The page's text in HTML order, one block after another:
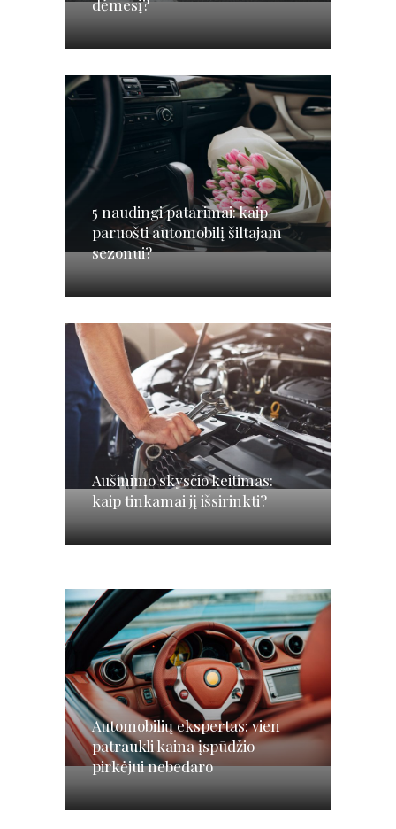
dėmesį?
5 naudingi patarimai: kaip
paruošti automobilį šiltajam
sezonui?
Aušinimo skysčio keitimas:
kaip tinkamai jį išsirinkti?
Automobilių ekspertas: vien
patraukli kaina įspūdžio
pirkėjui nebedaro